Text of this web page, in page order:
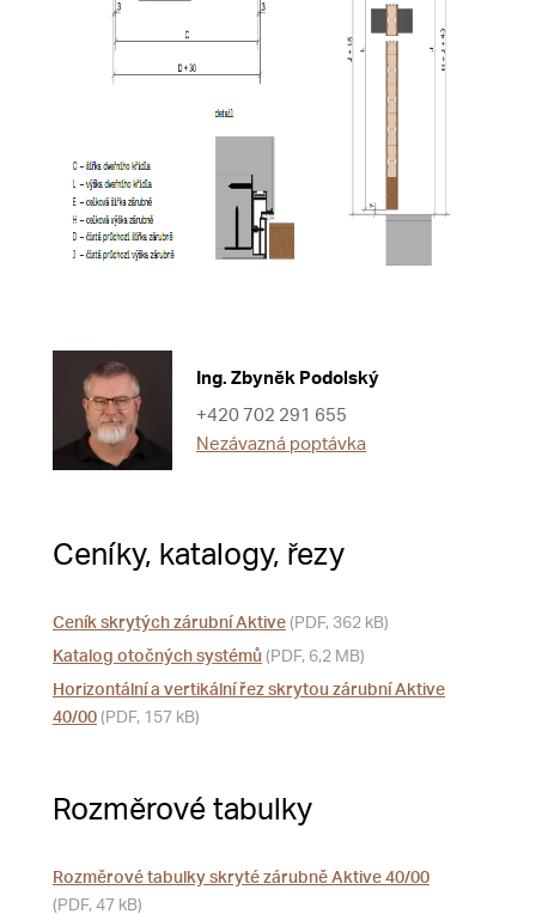
Ing. Zbyněk Podolský
+420 702 291 655
Nezávazná poptávka
Ceníky, katalogy, řezy
Ceník skrytých zárubní Aktive (PDF, 362 kB)
Katalog otočných systémů (PDF, 6,2 MB)
Horizontální a vertikální řez skrytou zárubní Aktive
40/00 (PDF, 157 kB)
Rozměrové tabulky
Rozměrové tabulky skryté zárubně Aktive 40/00
(PDF, 47 kB)